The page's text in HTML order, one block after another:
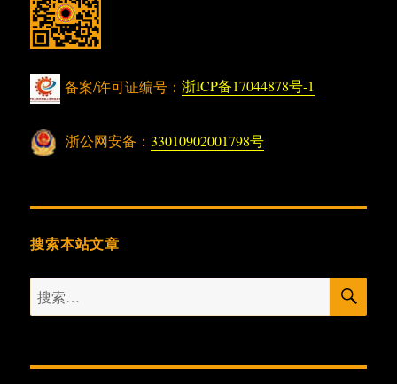
备案/许可证编号：浙ICP备17044878号-1
浙公网安备：33010902001798号
搜索本站文章
搜
索：
搜